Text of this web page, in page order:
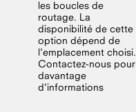
les boucles de
routage. La
disponibilité de cette
option dépend de
l'emplacement choisi.
Contactez-nous pour
davantage
d'informations